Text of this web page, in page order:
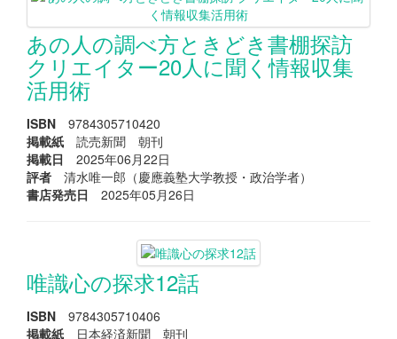
あの人の調べ方ときどき書棚探訪
クリエイター20人に聞く情報収集
活用術
ISBN 9784305710420
掲載紙 読売新聞 朝刊
掲載日 2025年06月22日
評者 清水唯一郎（慶應義塾大学教授・政治学者）
書店発売日 2025年05月26日
唯識心の探求12話
ISBN 9784305710406
掲載紙 日本経済新聞 朝刊